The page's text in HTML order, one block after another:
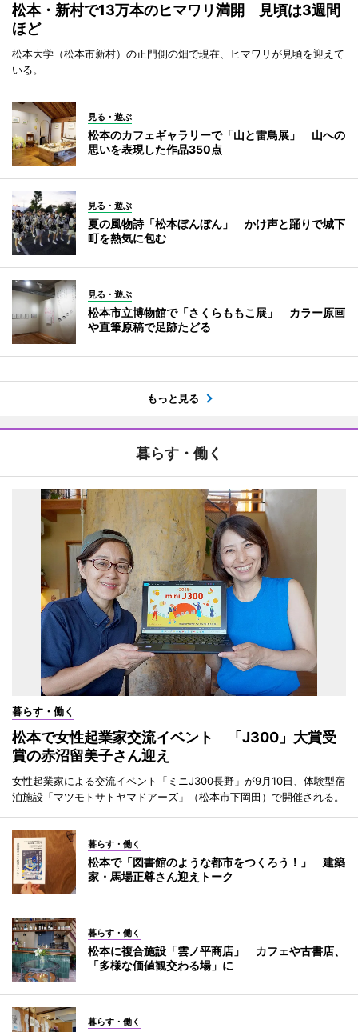
松本・新村で13万本のヒマワリ満開 見頃は3週間
ほど
松本大学（松本市新村）の正門側の畑で現在、ヒマワリが見頃を迎えて
いる。
見る・遊ぶ
松本のカフェギャラリーで「山と雷鳥展」 山への
思いを表現した作品350点
見る・遊ぶ
夏の風物詩「松本ぼんぼん」 かけ声と踊りで城下
町を熱気に包む
見る・遊ぶ
松本市立博物館で「さくらももこ展」 カラー原画
や直筆原稿で足跡たどる
もっと見る
暮らす・働く
暮らす・働く
松本で女性起業家交流イベント 「J300」大賞受
賞の赤沼留美子さん迎え
女性起業家による交流イベント「ミニJ300長野」が9月10日、体験型宿
泊施設「マツモトサトヤマドアーズ」（松本市下岡田）で開催される。
暮らす・働く
松本で「図書館のような都市をつくろう！」 建築
家・馬場正尊さん迎えトーク
暮らす・働く
松本に複合施設「雲ノ平商店」 カフェや古書店、
「多様な価値観交わる場」に
暮らす・働く